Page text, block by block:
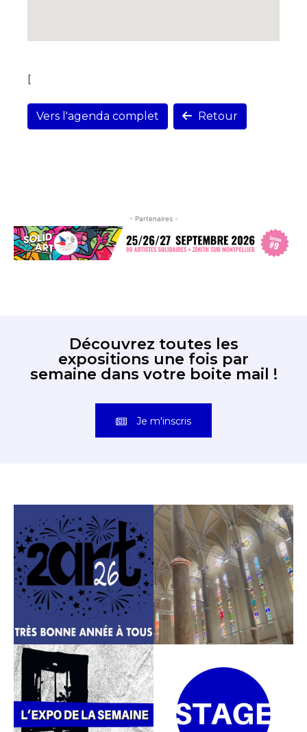
[
Vers l'agenda complet Retour
- Partenaires -
Découvrez toutes les
expositions une fois par
semaine dans votre boite mail !
Je m'inscris